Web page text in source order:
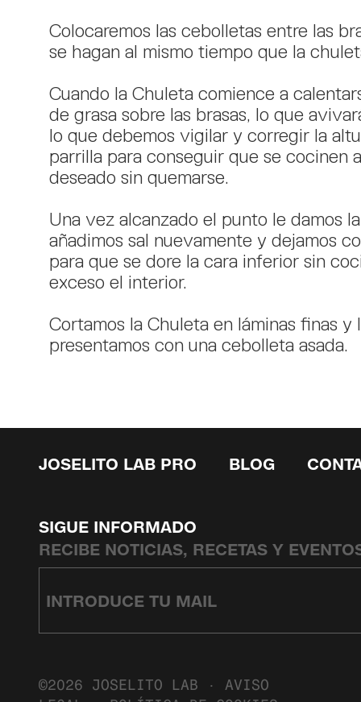
Colocaremos las cebolletas entre las
se hagan al mismo tiempo que la
Cuando la Chuleta comience a
de grasa sobre las brasas, lo que
lo que debemos vigilar y corregir la
parrilla para conseguir que se cocinen
deseado sin quemarse.
Una vez alcanzado el punto le damos
añadimos sal nuevamente y dejamos
para que se dore la cara inferior sin
exceso el interior.
Cortamos la Chuleta en láminas finas y
presentamos con una cebolleta asada.
JOSELITO LAB PRO BLOG
SIGUE INFORMADO
RECIBE NOTICIAS, RECETAS Y
©2026 JOSELITO LAB · AVISO